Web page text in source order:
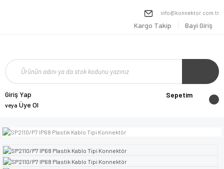
info@konnektor.com.tr
Kargo Takip Bayi Giriş
Giriş Yap
veya Üye Ol
Sepetim